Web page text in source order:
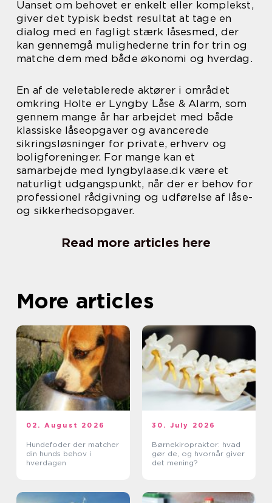
Uanset om behovet er enkelt eller komplekst,
giver det typisk bedst resultat at tage en
dialog med en fagligt stærk låsesmed, der
kan gennemgå mulighederne trin for trin og
matche dem med både økonomi og hverdag.
En af de veletablerede aktører i området
omkring Holte er Lyngby Låse & Alarm, som
gennem mange år har arbejdet med både
klassiske låseopgaver og avancerede
sikringsløsninger for private, erhverv og
boligforeninger. For mange kan et
samarbejde med lyngbylaase.dk være et
naturligt udgangspunkt, når der er behov for
professionel rådgivning og udførelse af låse-
og sikkerhedsopgaver.
Read more articles here
More articles
02. August 2026
Hundefoder der matcher
din hunds behov i
hverdagen
30. July 2026
Børnekiropraktor: hvad
gør de, og hvornår giver
det mening?